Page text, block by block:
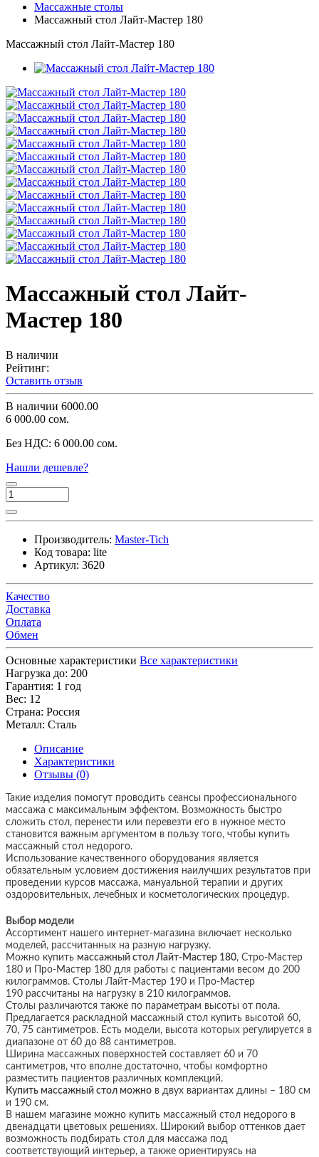
Массажные столы
Массажный стол Лайт-Мастер 180
Массажный стол Лайт-Мастер 180
Массажный стол Лайт-
Мастер 180
В наличии
Рейтинг:
Оставить отзыв
В наличии 6000.00
6 000.00 сом.
Без НДС: 6 000.00 сом.
Нашли дешевле?
Производитель: Master-Tich
Код товара: lite
Артикул: 3620
Качество
Доставка
Оплата
Обмен
Основные характеристики Все характеристики
Нагрузка до: 200
Гарантия: 1 год
Вес: 12
Страна: Россия
Металл: Сталь
Описание
Характеристики
Отзывы (0)
Такие изделия помогут проводить сеансы профессионального
массажа с максимальным эффектом. Возможность быстро
сложить стол, перенести или перевезти его в нужное место
становится важным аргументом в пользу того, чтобы купить
массажный стол недорого.
Использование качественного оборудования является
обязательным условием достижения наилучших результатов при
проведении курсов массажа, мануальной терапии и других
оздоровительных, лечебных и косметологических процедур.
Выбор модели
Ассортимент нашего интернет-магазина включает несколько
моделей, рассчитанных на разную нагрузку.
Можно купить массажный стол Лайт-Мастер 180, Стро-Мастер
180 и Про-Мастер 180 для работы с пациентами весом до 200
килограммов. Столы Лайт-Мастер 190 и Про-Мастер
190 рассчитаны на нагрузку в 210 килограммов.
Столы различаются также по параметрам высоты от пола.
Предлагается раскладной массажный стол купить высотой 60,
70, 75 сантиметров. Есть модели, высота которых регулируется в
диапазоне от 60 до 88 сантиметров.
Ширина массажных поверхностей составляет 60 и 70
сантиметров, что вполне достаточно, чтобы комфортно
разместить пациентов различных комплекций.
Купить массажный стол можно в двух вариантах длины – 180 см
и 190 см.
В нашем магазине можно купить массажный стол недорого в
двенадцати цветовых решениях. Широкий выбор оттенков дает
возможность подбирать стол для массажа под
соответствующий интерьер, а также ориентируясь на